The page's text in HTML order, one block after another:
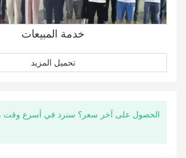
خدمة المبيعات
تحميل المزيد